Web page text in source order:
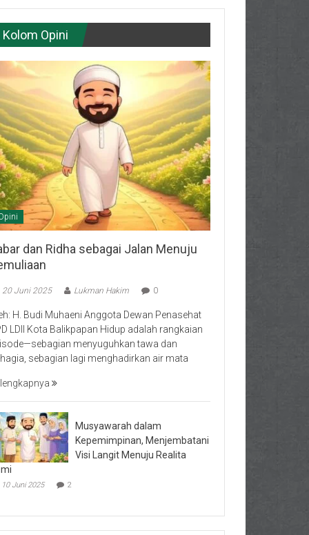
Kolom Opini
dan Ridha sebagai Jalan Menuju
20 Juni 2025 Lukman Hakim 0
H. Budi Muhaeni Anggota Dewan Penasehat
LDII Kota Balikpapan Hidup adalah rangkaian
menyuguhkan tawa dan
sebagian lagi menghadirkan air mata
Musyawarah dalam
Kepemimpinan, Menjembatani
Visi Langit Menuju Realita
10 Juni 2025 2